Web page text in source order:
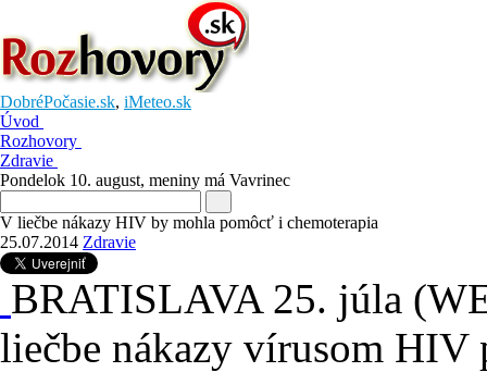
DobréPočasie.sk, iMeteo.sk
Úvod
Rozhovory
Zdravie
Pondelok 10. august, meniny má Vavrinec
V liečbe nákazy HIV by mohla pomôcť i chemoterapia
25.07.2014 Zdravie
BRATISLAVA 25. júla
liečbe nákazy vírusom HIV